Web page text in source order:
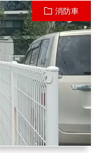
消防車